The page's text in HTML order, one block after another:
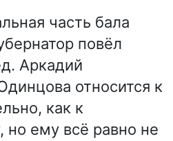
часть бала
повёл
Аркадий
относится к
как к
ему всё равно не